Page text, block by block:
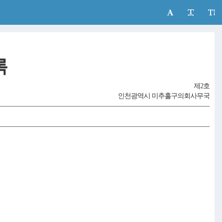
제2호
인천광역시 미추홀구의회사무국